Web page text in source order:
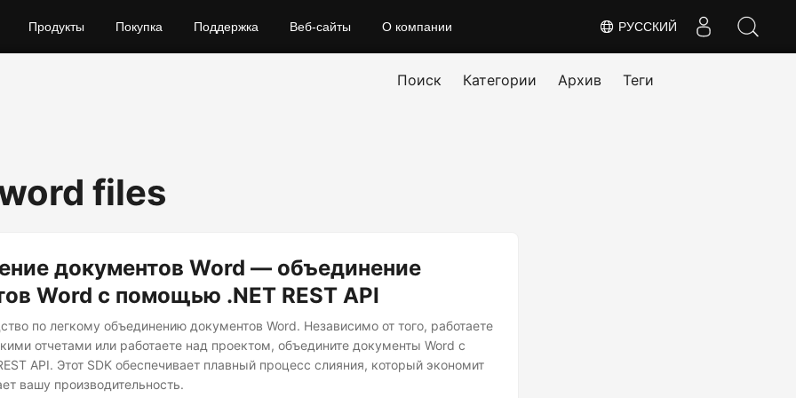
РУССКИЙ
Продукты Покупка Поддержка Веб-сайты О компании
Поиск Категории Архив Теги
files
документов Word — объединение
Word с помощью .NET REST API
по легкому объединению документов Word. Независимо от того, работаете
отчетами или работаете над проектом, объедините документы Word с
API. Этот SDK обеспечивает плавный процесс слияния, который экономит
вашу производительность.